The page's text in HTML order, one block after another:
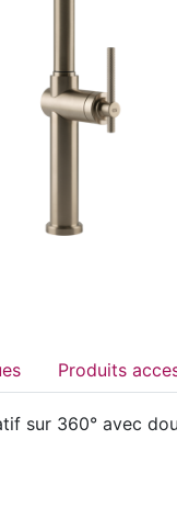
Produits
sur 360° avec